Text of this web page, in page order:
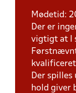
Mødetid:
Der er
vigtigt at I
Der
hold giver